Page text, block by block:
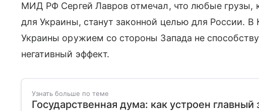
МИД РФ Сергей Лавров отмечал, что любые грузы,
для Украины, станут законной целью для России. В
Украины оружием со стороны Запада не
негативный эффект.
Узнать больше по теме
Государственная дума: как устроен главный